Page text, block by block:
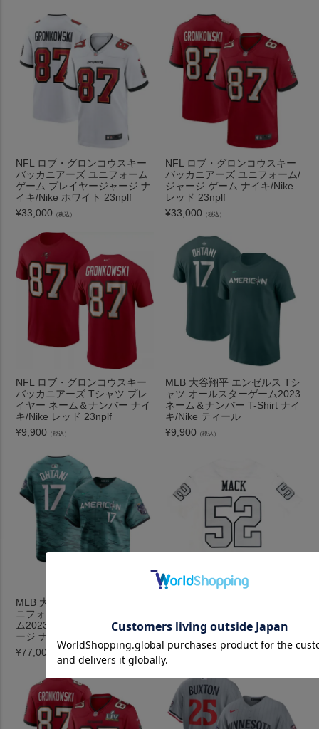
NFL ロブ・グロンコウスキー
バッカニアーズ ユニフォーム
ゲーム プレイヤージャージ ナ
イキ/Nike ホワイト 23nplf
¥33,000 （税込）
NFL ロブ・グロンコウスキー
バッカニアーズ ユニフォーム/
ジャージ ゲーム ナイキ/Nike
レッド 23nplf
¥33,000 （税込）
NFL ロブ・グロンコウスキー
バッカニアーズ Tシャツ プレ
イヤー ネーム＆ナンバー ナイ
キ/Nike レッド 23nplf
¥9,900 （税込）
MLB 大谷翔平 エンゼルス Tシ
ャツ オールスターゲーム2023
ネーム＆ナンバー T-Shirt ナイ
キ/Nike ティール
¥9,900 （税込）
MLB 大谷翔平 エンゼルス ユ
ニフォーム オールスターゲー
ム2023 Limited レプリカジャ
ージ ナイキ/Nike ティール
¥77,000
ミテッド ゲーム ナイキ/Nike
¥33,000 （税込）